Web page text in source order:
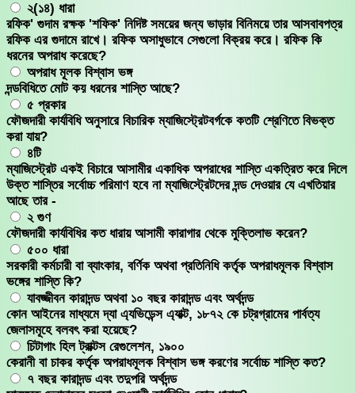
২(১৪) ধারা
রফিক' গুদাম রক্ষক 'শফিক' নিদিষ্ট সময়ের জন্য ভাড়ার বিনিময়ে তার আসবাবপত্র
রফিক এর গুদামে রাখে। রফিক অসাধুভাবে সেগুলো বিক্রয় করে। রফিক কি
ধরনের অপরাধ করেছে?
অপরাধ মূলক বিশ্বাস ভঙ্গ
দন্ডবিধিতে মোট কয় ধরনের শাস্তি আছে?
৫ প্রকার
ফৌজদারী কার্যবিধি অনুসারে বিচারিক ম্যাজিস্ট্রেটবর্গকে কতটি শ্রেণিতে বিভক্ত
করা যায়?
৪টি
ম্যাজিস্ট্রেট একই বিচারে আসামীর একাধিক অপরাধের শাস্তি একত্রিত করে দিলে
উক্ত শাস্তির সর্বোচ্চ পরিমাণ হবে না ম্যাজিস্ট্রেটদের দন্ড দেওয়ার যে এখতিয়ার
আছে তার -
২ গুণ
ফৌজদারী কার্যবিধির কত ধারায় আসামী কারাগার থেকে মুক্তিলাভ করেন?
৫০০ ধারা
সরকারী কর্মচারী বা ব্যাংকার, বর্ণিক অথবা প্রতিনিধি কর্তৃক অপরাধমূলক বিশ্বাস
ভঙ্গের শাস্তি কি?
যাবজ্জীবন কারাদন্ড অথবা ১০ বছর কারাদন্ড এবং অর্থদন্ড
কোন আইনের মাধ্যমে দ্যা এ্যভিডেন্স এ্যাক্ট, ১৮৭২ কে চট্রগ্রামের পার্বত্য
জেলাসমূহে বলবৎ করা হয়েছে?
চিটাগাং হিল ট্রাক্টস রেগুলেশন, ১৯০০
কেরানী বা চাকর কর্তৃক অপরাধমূলক বিশ্বাস ভঙ্গ করণের সর্বোচ্চ শাস্তি কত?
৭ বছর কারাদন্ড এবং তদুপরি অর্থদন্ড